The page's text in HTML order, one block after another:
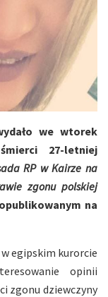
we wtorek
27-letniej
RP w Kairze na
zgonu polskiej
na
egipskim kurorcie
opinii
zgonu dziewczyny